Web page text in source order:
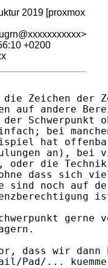
2019 [proxmox
+0200
die Zeichen der
auf andere
der Schwerpunkt
bei
hat
an), bei
oder die
dass sich
sind noch auf
dass wir dann
Pad/...